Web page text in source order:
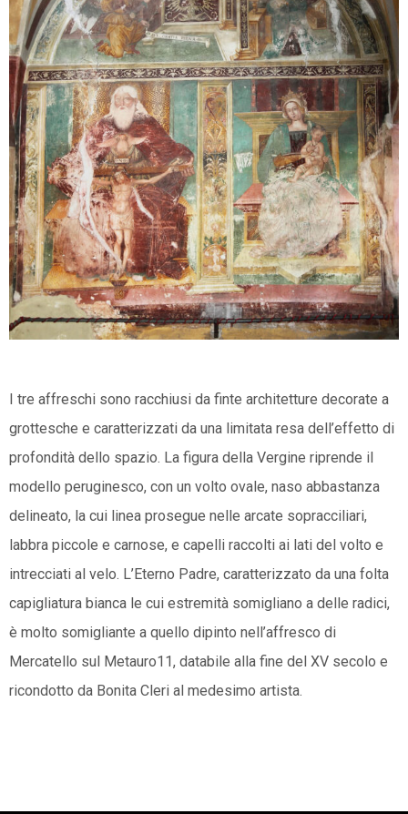
I tre affreschi sono racchiusi da finte architetture decorate a
grottesche e caratterizzati da una limitata resa dell’effetto di
profondità dello spazio. La figura della Vergine riprende il
modello peruginesco, con un volto ovale, naso abbastanza
delineato, la cui linea prosegue nelle arcate sopracciliari,
labbra piccole e carnose, e capelli raccolti ai lati del volto e
intrecciati al velo. L’Eterno Padre, caratterizzato da una folta
capigliatura bianca le cui estremità somigliano a delle radici,
è molto somigliante a quello dipinto nell’affresco di
Mercatello sul Metauro11, databile alla fine del XV secolo e
ricondotto da Bonita Cleri al medesimo artista.